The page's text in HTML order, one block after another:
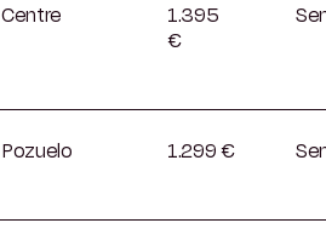
Centre
1.395
€
Pozuelo 1.299 €